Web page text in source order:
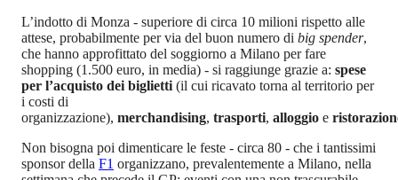
L’indotto di Monza - superiore di circa 10 milioni rispetto alle
attese, probabilmente per via del buon numero di big spender,
che hanno approfittato del soggiorno a Milano per fare
shopping (1.500 euro, in media) - si raggiunge grazie a: spese
per l’acquisto dei biglietti (il cui ricavato torna al territorio per
i costi di
organizzazione), merchandising, trasporti, alloggio e
Non bisogna poi dimenticare le feste - circa 80 - che i tantissimi
sponsor della F1 organizzano, prevalentemente a Milano, nella